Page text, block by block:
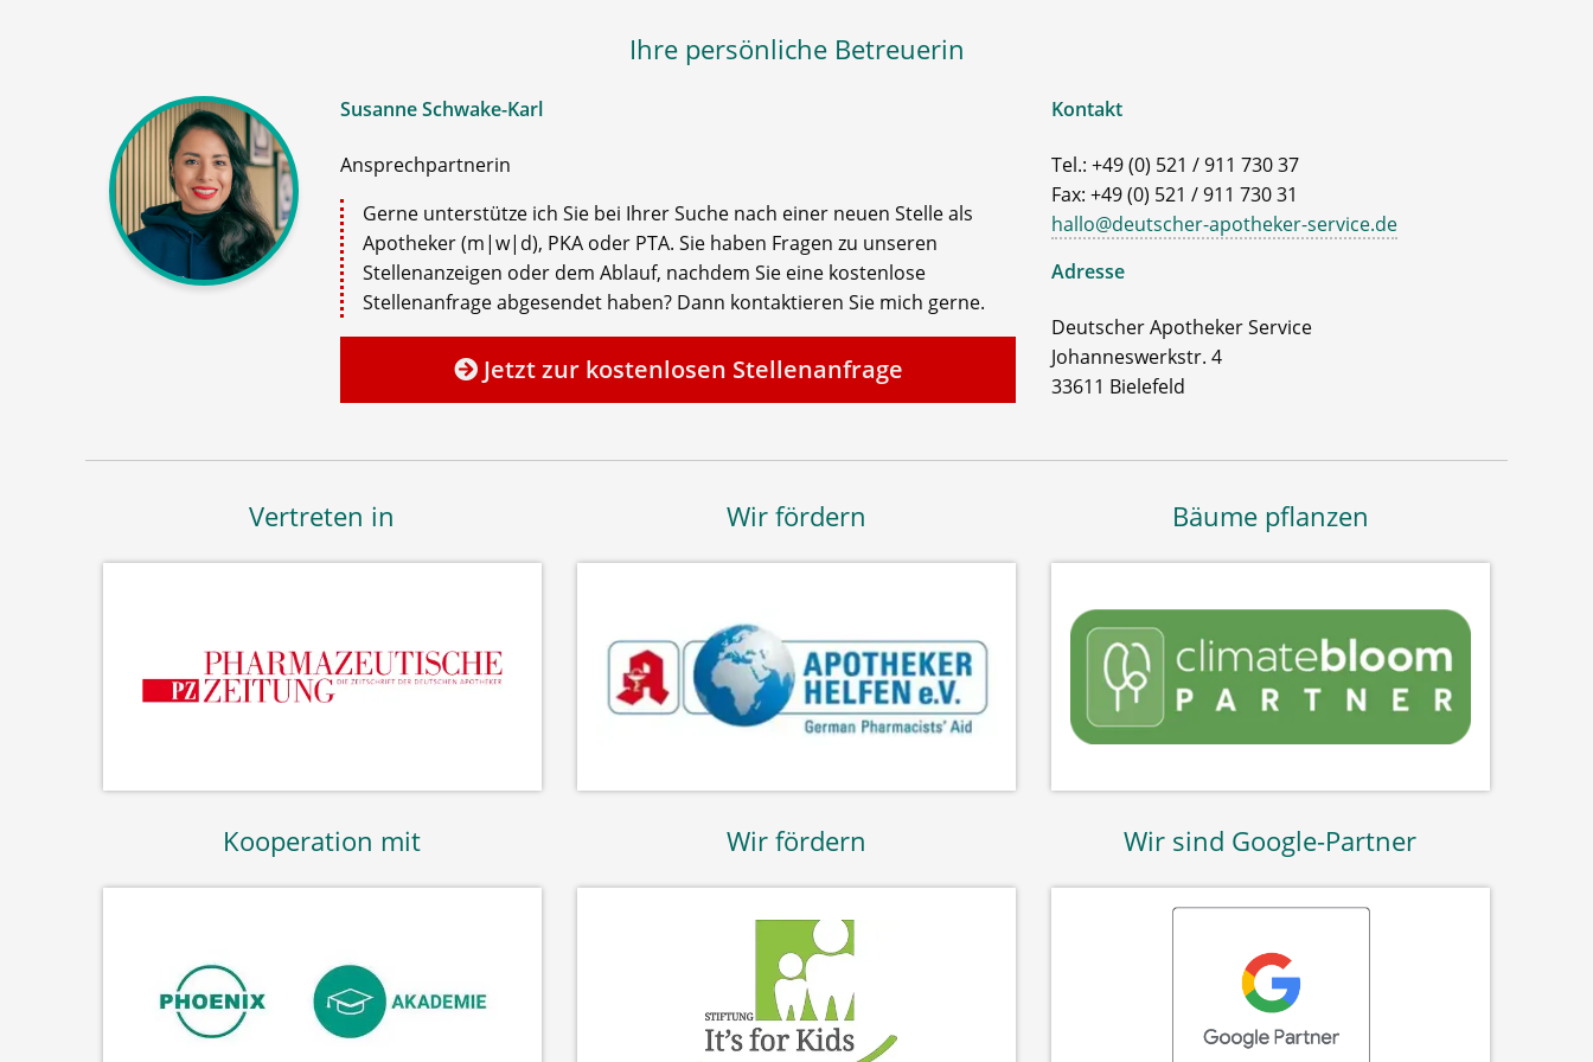
Ihre persönliche Betreuerin
Susanne Schwake-Karl
Ansprechpartnerin
Gerne unterstütze ich Sie bei Ihrer Suche nach einer neuen Stelle als
Apotheker (m|w|d), PKA oder PTA. Sie haben Fragen zu unseren
Stellenanzeigen oder dem Ablauf, nachdem Sie eine kostenlose
Stellenanfrage abgesendet haben? Dann kontaktieren Sie mich gerne.
Jetzt zur kostenlosen Stellenanfrage
Kontakt
Tel.: +49 (0) 521 / 911 730 37
Fax: +49 (0) 521 / 911 730 31
hallo@deutscher-apotheker-service.de
Adresse
Deutscher Apotheker Service
Johanneswerkstr. 4
33611 Bielefeld
Vertreten in Wir fördern Bäume pflanzen
Kooperation mit Wir fördern Wir sind Google-Partner